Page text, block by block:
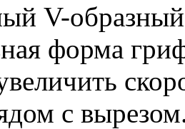
V-
форма
с